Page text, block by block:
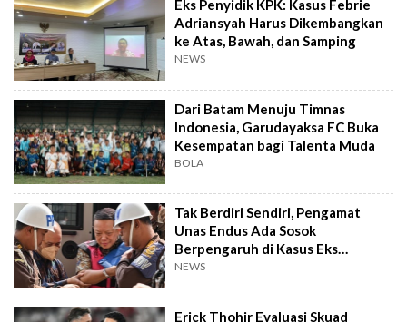
Eks Penyidik KPK: Kasus Febrie
Adriansyah Harus Dikembangkan
ke Atas, Bawah, dan Samping
NEWS
Dari Batam Menuju Timnas
Indonesia, Garudayaksa FC Buka
Kesempatan bagi Talenta Muda
BOLA
Tak Berdiri Sendiri, Pengamat
Unas Endus Ada Sosok
Berpengaruh di Kasus Eks
Jampidsus
NEWS
Erick Thohir Evaluasi Skuad